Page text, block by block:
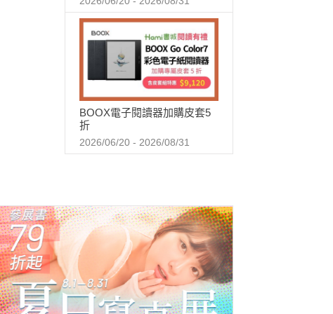
BOOX電子閱讀器加購皮套5
折
2026/06/20 - 2026/08/31